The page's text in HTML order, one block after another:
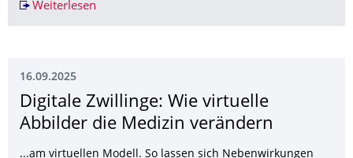
Weiterlesen
16.09.2025
Digitale Zwillinge: Wie virtuelle
Abbilder die Medizin verändern
...am virtuellen Modell. So lassen sich Nebenwirkungen